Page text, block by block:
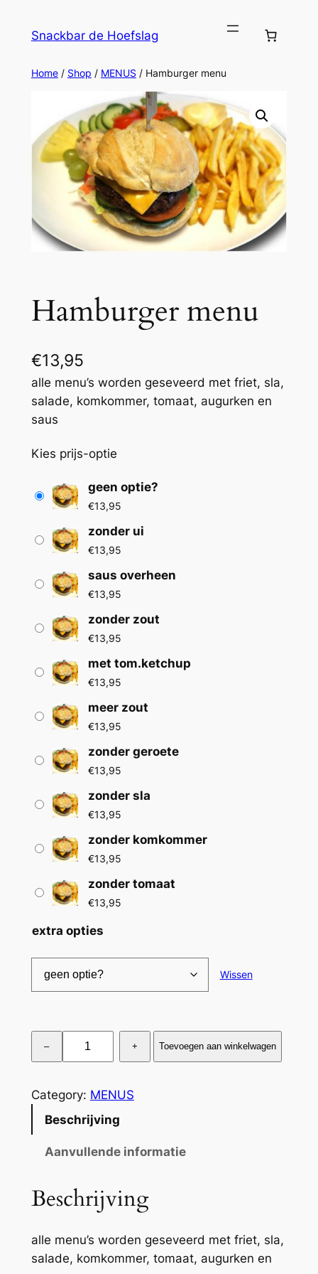
inhoud
Snackbar de Hoefslag
Home/ Shop / MENUS/ Hamburger menu
Hamburger menu
€13,95
alle menu’s worden geseveerd met friet, sla,
salade, komkommer, tomaat, augurken en
saus
Kies prijs-optie
geen optie?
€13,95
zonder ui
€13,95
saus overheen
€13,95
zonder zout
€13,95
met tom.ketchup
€13,95
meer zout
€13,95
zonder geroete
€13,95
zonder sla
€13,95
zonder komkommer
€13,95
zonder tomaat
€13,95
extra opties
Wissen
–
a
b
r
r
m
n
u
+ Toevoegen aan winkelwagen
Category: MENUS
Beschrijving
Aanvullende informatie
Beschrijving
alle menu’s worden geseveerd met friet, sla,
salade, komkommer, tomaat, augurken en